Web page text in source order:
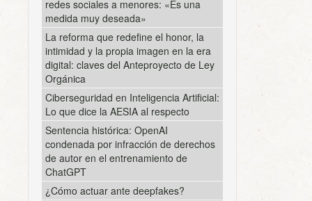
redes sociales a menores: «Es una
medida muy deseada»
La reforma que redefine el honor, la
intimidad y la propia imagen en la era
digital: claves del Anteproyecto de Ley
Orgánica
Ciberseguridad en Inteligencia Artificial:
Lo que dice la AESIA al respecto
Sentencia histórica: OpenAI
condenada por infracción de derechos
de autor en el entrenamiento de
ChatGPT
¿Cómo actuar ante deepfakes?